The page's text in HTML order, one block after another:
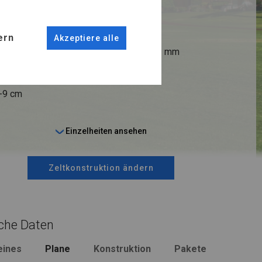
ANSCHLÜSSE
Stahl ca. fi 42 mm
cm
Einzelheiten ansehen
Zeltkonstruktion ändern
Daten
Plane Konstruktion Pakete
Akzeptiere alle